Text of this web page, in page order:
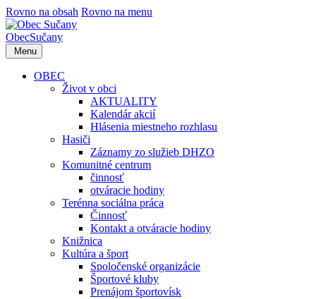
Rovno na obsah Rovno na menu
ObecSučany
Menu
OBEC
Život v obci
AKTUALITY
Kalendár akcií
Hlásenia miestneho rozhlasu
Hasiči
Záznamy zo služieb DHZO
Komunitné centrum
činnosť
otváracie hodiny
Terénna sociálna práca
Činnosť
Kontakt a otváracie hodiny
Knižnica
Kultúra a šport
Spoločenské organizácie
Športové kluby
Prenájom športovísk